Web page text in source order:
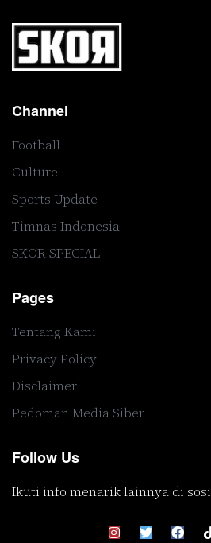
Channel
Football
Culture
Sports Update
Timnas Indonesia
SKOR SPECIAL
Pages
Tentang Kami
Privacy Policy
Disclaimer
Pedoman Media Siber
Follow Us
Ikuti info menarik lainnya di